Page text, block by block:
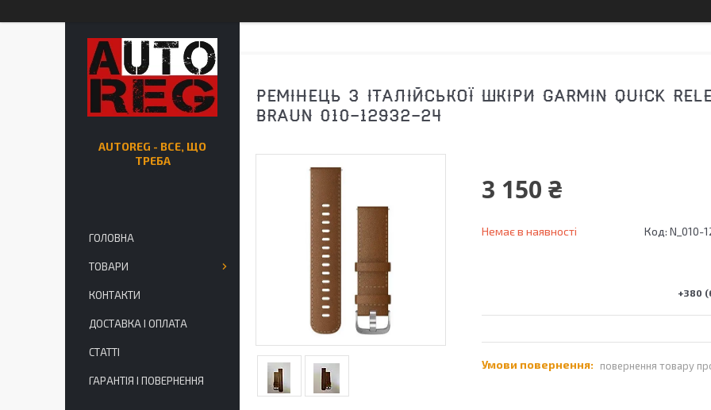
РЕМІНЕЦЬ З ІТАЛІЙСЬКОЇ ШКІРИ GARMIN QUICK
BRAUN 010-12932-24
3 150 ₴
Немає в наявності Код: N_010-
+380
повернення товару
AUTOREG - ВСЕ, ЩО
ТРЕБА
ГОЛОВНА
ТОВАРИ
КОНТАКТИ
ДОСТАВКА І ОПЛАТА
СТАТТІ
ГАРАНТІЯ І ПОВЕРНЕННЯ